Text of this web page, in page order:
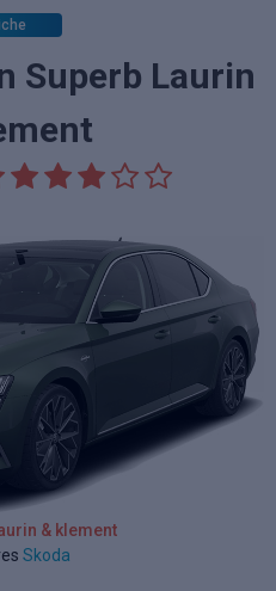
Superb Laurin
& klement
Skoda